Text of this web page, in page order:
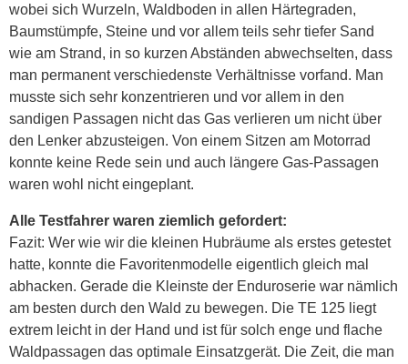
wobei sich Wurzeln, Waldboden in allen Härtegraden,
Baumstümpfe, Steine und vor allem teils sehr tiefer Sand
wie am Strand, in so kurzen Abständen abwechselten, dass
man permanent verschiedenste Verhältnisse vorfand. Man
musste sich sehr konzentrieren und vor allem in den
sandigen Passagen nicht das Gas verlieren um nicht über
den Lenker abzusteigen. Von einem Sitzen am Motorrad
konnte keine Rede sein und auch längere Gas-Passagen
waren wohl nicht eingeplant.
Alle Testfahrer waren ziemlich gefordert:
Fazit: Wer wie wir die kleinen Hubräume als erstes getestet
hatte, konnte die Favoritenmodelle eigentlich gleich mal
abhacken. Gerade die Kleinste der Enduroserie war nämlich
am besten durch den Wald zu bewegen. Die TE 125 liegt
extrem leicht in der Hand und ist für solch enge und flache
Waldpassagen das optimale Einsatzgerät. Die Zeit, die man